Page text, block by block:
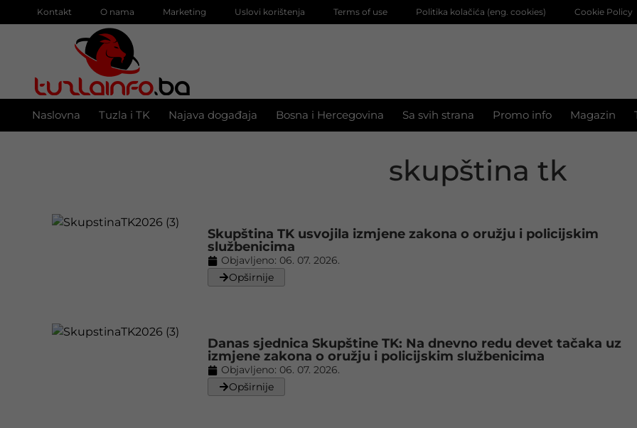
Kontakt O nama Marketing Uslovi korištenja Terms of use Politika kolačića (eng. cookies) Cookie Policy
Naslovna Tuzla i TK Najava događaja Bosna i Hercegovina Sa svih strana Promo info Magazin
skupština tk
Skupština TK usvojila izmjene zakona o oružju i policijskim
službenicima
Objavljeno: 06. 07. 2026.
Opširnije
Danas sjednica Skupštine TK: Na dnevno redu devet tačaka uz
izmjene zakona o oružju i policijskim službenicima
Objavljeno: 06. 07. 2026.
Opširnije